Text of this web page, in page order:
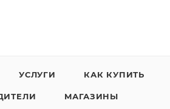
УСЛУГИ КАК КУПИТЬ
МАГАЗИНЫ